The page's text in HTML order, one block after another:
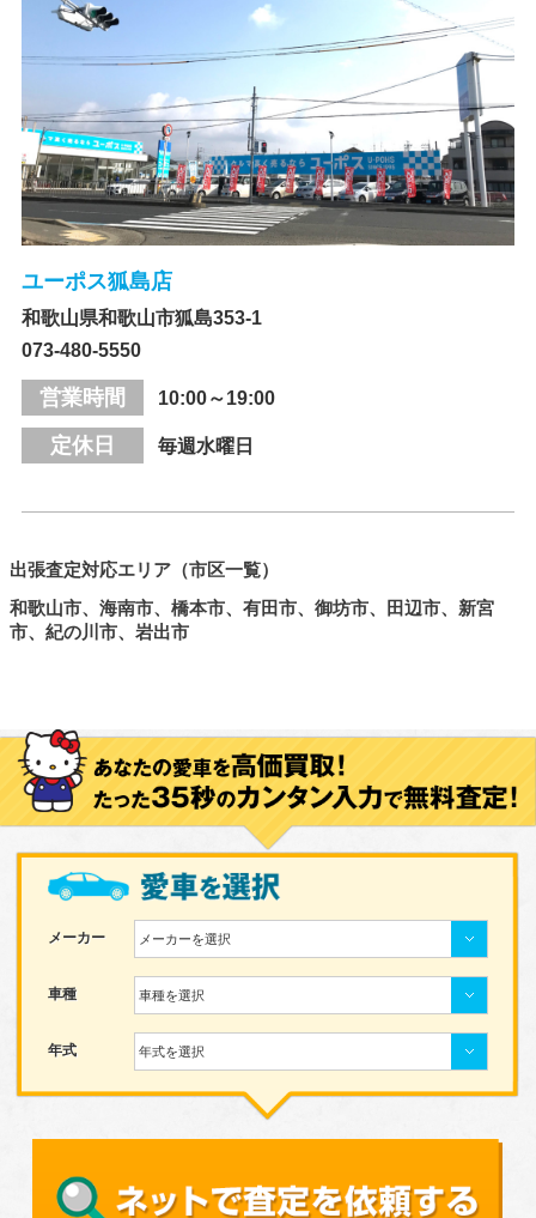
ユーポス狐島店
和歌山県和歌山市狐島353-1
073-480-5550
営業時間 10:00～19:00
定休日 毎週水曜日
出張査定対応エリア（市区一覧）
和歌山市、海南市、橋本市、有田市、御坊市、田辺市、新宮
市、紀の川市、岩出市
メーカー メーカーを選択
車種 車種を選択
年式 年式を選択